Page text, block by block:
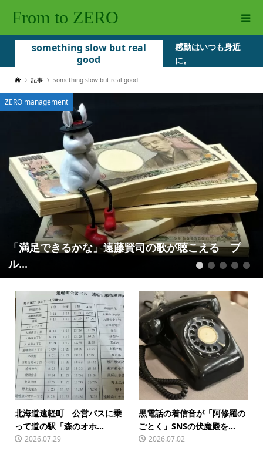
From to ZERO
something slow but real
good
感動はいつも身近
に。
記事 something slow but real good
」遠藤賢司の歌が聴こえる プ
地方の衰退が
１...
1 2 3 4 5
北海道遠軽町 公営バスに乗
って道の駅「森のオホ...
2026.07.29
黒電話の着信音が「阿修羅の
ごとく」SNSの伏魔殿を...
2026.07.02